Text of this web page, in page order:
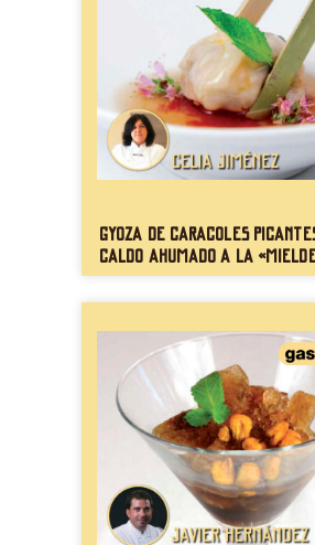
Gyoza de caracoles
caldo ahumado a la